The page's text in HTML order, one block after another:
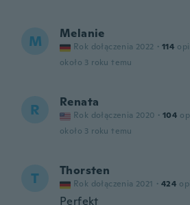
M Melanie
Rok dołączenia 2022 · 114
około 3 roku temu
R Renata
Rok dołączenia 2020 · 104
około 3 roku temu
T Thorsten
Rok dołączenia 2021 · 424
Perfekt